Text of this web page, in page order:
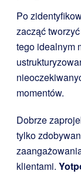
Po
zacząć
tego idealnym
momentów.
Dobrze
tylko
klientami.